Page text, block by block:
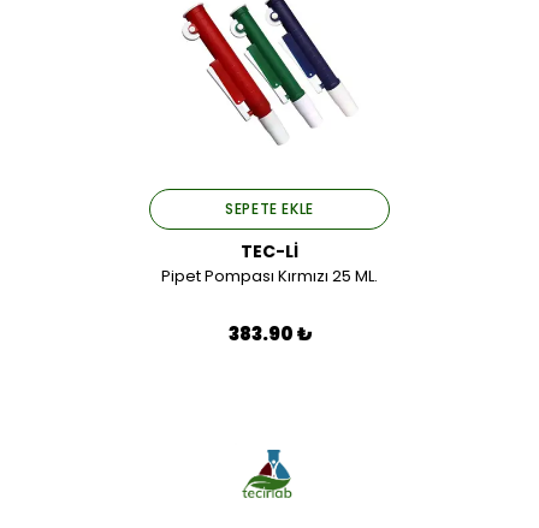
SEPETE EKLE
TEC-Lİ
Pipet Pompası Kırmızı 25 ML.
383.90 ₺